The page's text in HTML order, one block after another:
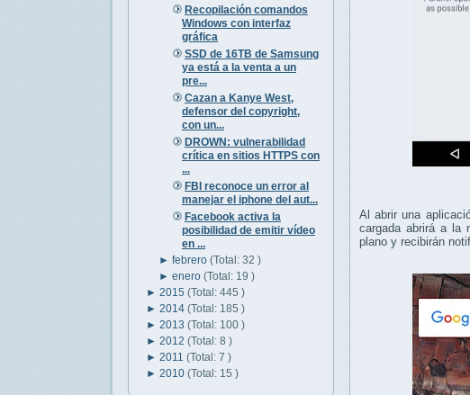
Recopilación comandos
Windows con interfaz
gráfica
SSD de 16TB de Samsung
ya está a la venta a un
pre...
Cazan a Kanye West,
defensor del copyright,
con un...
DROWN: vulnerabilidad
crítica en sitios HTTPS con
...
FBI reconoce un error al
manejar el iphone del aut...
Facebook activa la
posibilidad de emitir vídeo
en ...
►febrero(Total: 32 )
►enero(Total: 19 )
► 2015 (Total: 445 )
► 2014 (Total: 185 )
► 2013 (Total: 100 )
► 2012 (Total: 8 )
► 2011 (Total: 7 )
► 2010 (Total: 15 )
Al abrir una
cargada abrirá a la
plano y recibirán